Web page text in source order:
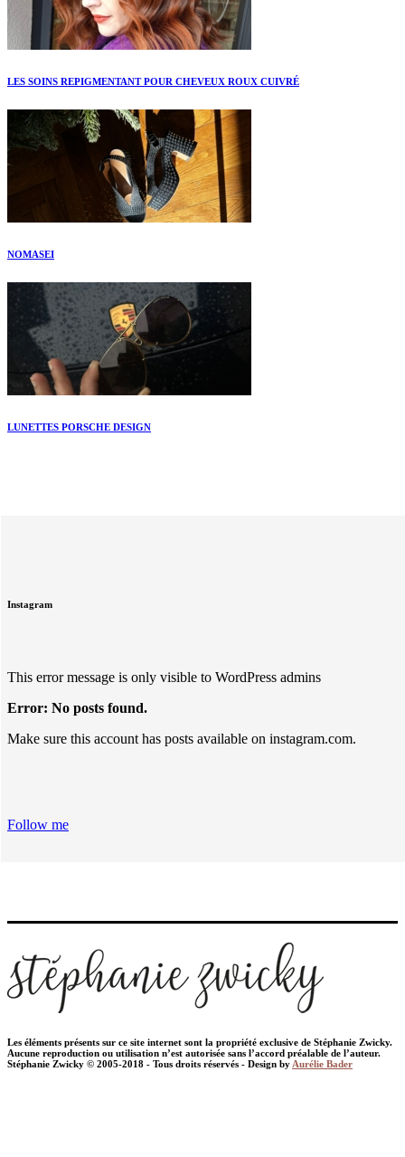
LES SOINS REPIGMENTANT POUR CHEVEUX ROUX CUIVRÉ
NOMASEI
LUNETTES PORSCHE DESIGN
Instagram
This error message is only visible to WordPress admins
Error: No posts found.
Make sure this account has posts available on instagram.com.
Follow me
Les éléments présents sur ce site internet sont la propriété exclusive de Stéphanie Zwicky.
Aucune reproduction ou utilisation n’est autorisée sans l’accord préalable de l’auteur.
Stéphanie Zwicky © 2005-2018 - Tous droits réservés - Design by Aurélie Bader